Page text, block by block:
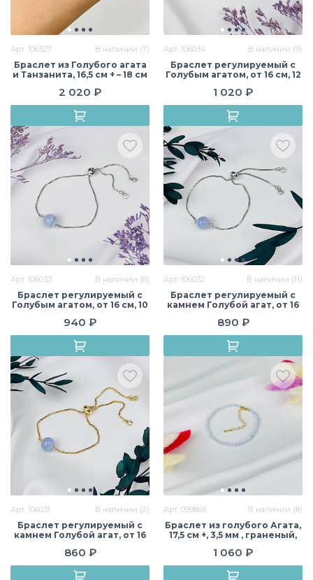
Арт. 106527 В наличии (7)
Браслет из Голубого агата
и Танзанита, 16,5 см + – 18 см
Бразилия
2 020 ₽
Арт. 106034 В наличии (9)
Браслет регулируемый с
Голубым агатом, от 16 см, 12
1 020 ₽
Арт. 106033 В наличии (8)
Браслет регулируемый с
Голубым агатом, от 16 см, 10
940 ₽
Арт. 106032 В наличии (11)
Браслет регулируемый с
камнем Голубой агат, от 16
Бразилия
890 ₽
Арт. 106031 В наличии (2)
Браслет регулируемый с
камнем Голубой агат, от 16
Бразилия
860 ₽
Арт. 099869 В наличии (8)
Браслет из голубого Агата,
17,5 см +, 3,5 мм , граненый,
1 060 ₽